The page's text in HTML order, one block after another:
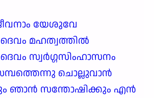
യേശുവേ
മഹത്വത്തിൽ
സ്വർഗ്ഗസിംഹാസനം
ചൊല്ലുവാൻ
ഞാൻ സന്തോഷിക്കും എൻ